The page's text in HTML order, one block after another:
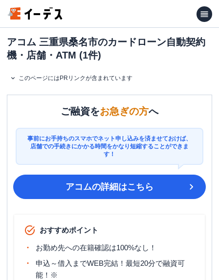
アコム 三重県桑名市のカードローン自動契約
機・店舗・ATM (1件)
このページにはPRリンクが含まれています
ご融資をお急ぎの方へ
事前にお手持ちのスマホでネット申し込みを済ませておけば、
店舗での手続きにかかる時間をかなり短縮することができま
す！
アコムの詳細はこちら
おすすめポイント
お勤め先への在籍確認は100%なし！
申込～借入までWEB完結！最短20分で融資可
能！※